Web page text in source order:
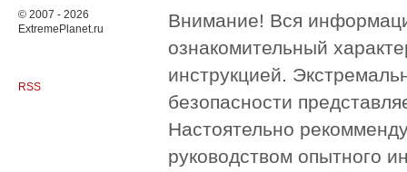
© 2007 - 2026
ExtremePlanet.ru
RSS
Внимание! Вся
ознакомительный
инструкцией.
безопасности
Настоятельно
руководством опытного